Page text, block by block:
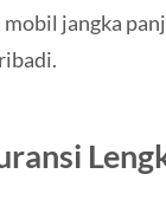
jangka